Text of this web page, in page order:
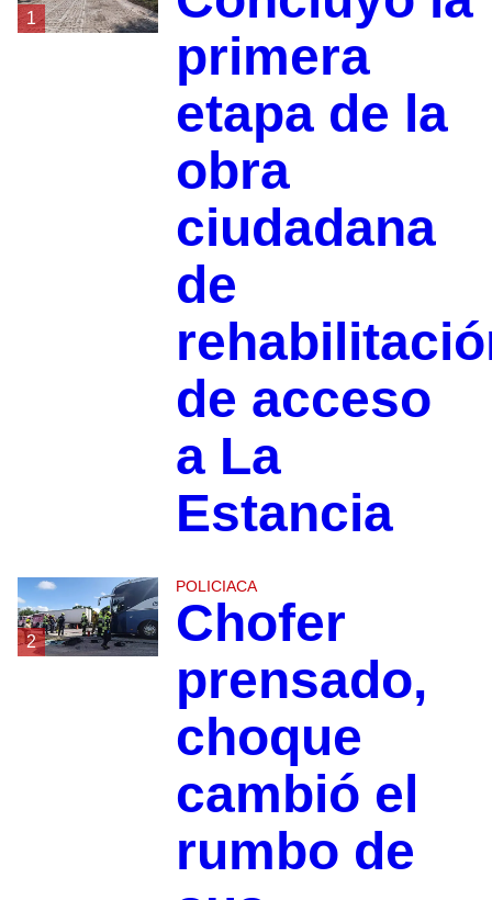
1
primera
etapa de la
obra
ciudadana
de
de acceso
a La
Estancia
2
POLICIACA
Chofer
prensado,
choque
cambió el
rumbo de